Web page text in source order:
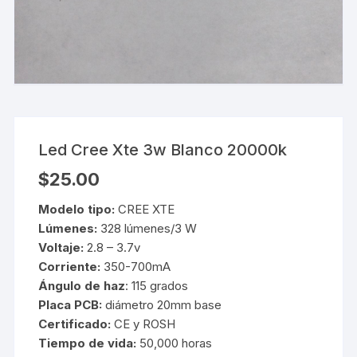
Led Cree Xte 3w Blanco 20000k
$25.00
Modelo tipo: CREE XTE
Lúmenes: 328 lúmenes/3 W
Voltaje: 2.8 – 3.7v
Corriente: 350-700mA
Ángulo de haz: 115 grados
Placa PCB: diámetro 20mm base
Certificado: CE y ROSH
Tiempo de vida: 50,000 horas